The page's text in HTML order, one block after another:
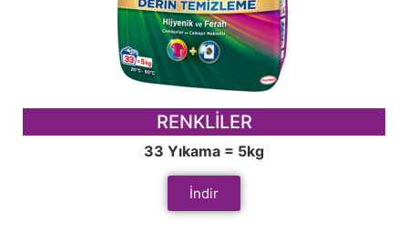
RENKLİLER
33 Yıkama = 5kg
İndir